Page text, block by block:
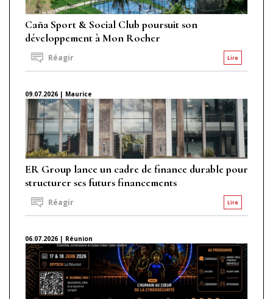
Caña Sport & Social Club poursuit son
développement à Mon Rocher
Lire
Réagir
09.07.2026 | Maurice
ER Group lance un cadre de finance durable pour
structurer ses futurs financements
Lire
Réagir
06.07.2026 | Réunion